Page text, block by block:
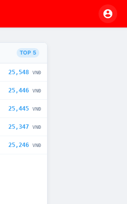
TOP 5
25,548 VNĐ
25,446 VNĐ
25,445 VNĐ
25,347 VNĐ
25,246 VNĐ